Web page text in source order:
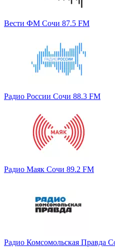
Вести ФМ Сочи 87.5 FM
Радио России Сочи 88.3 FM
Радио Маяк Сочи 89.2 FM
Радио Комсомольская Правда